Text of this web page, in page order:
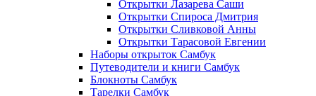
Открытки Лазарева Саши
Открытки Спироса Дмитрия
Открытки Сливковой Анны
Открытки Тарасовой Евгении
Наборы открыток Самбук
Путеводители и книги Самбук
Блокноты Самбук
Тарелки Самбук